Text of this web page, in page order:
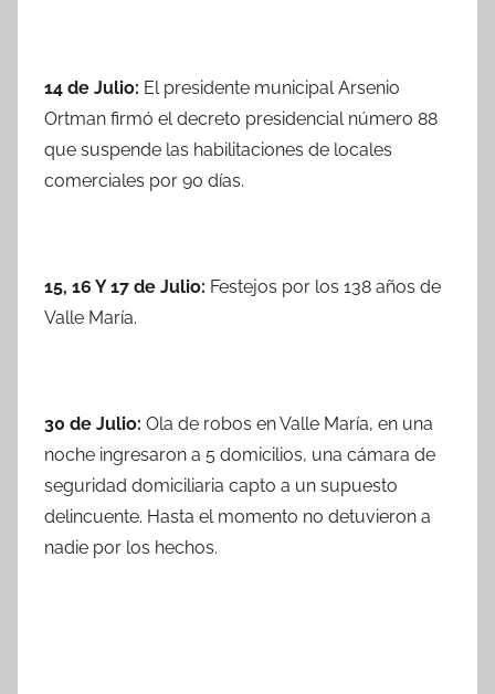
14 de Julio: El presidente municipal Arsenio
Ortman firmó el decreto presidencial número 88
que suspende las habilitaciones de locales
comerciales por 90 días.
15, 16 Y 17 de Julio: Festejos por los 138 años de
Valle María.
30 de Julio: Ola de robos en Valle María, en una
noche ingresaron a 5 domicilios, una cámara de
seguridad domiciliaria capto a un supuesto
delincuente. Hasta el momento no detuvieron a
nadie por los hechos.